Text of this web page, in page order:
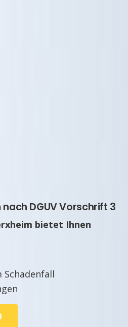
DGUV Vorschrift 3
bietet Ihnen
Schadenfall